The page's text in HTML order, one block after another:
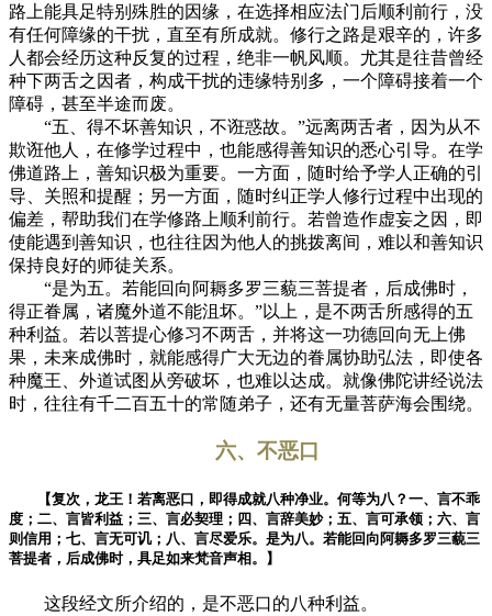
路上能具足特别殊胜的因缘，在选择相应法门后顺利前行，没
有任何障缘的干扰，直至有所成就。修行之路是艰辛的，许多
人都会经历这种反复的过程，绝非一帆风顺。尤其是往昔曾经
种下两舌之因者，构成干扰的违缘特别多，一个障碍接着一个
障碍，甚至半途而废。
“五、得不坏善知识，不诳惑故。”远离两舌者，因为从不
欺诳他人，在修学过程中，也能感得善知识的悉心引导。在学
佛道路上，善知识极为重要。一方面，随时给予学人正确的引
导、关照和提醒；另一方面，随时纠正学人修行过程中出现的
偏差，帮助我们在学修路上顺利前行。若曾造作虚妄之因，即
使能遇到善知识，也往往因为他人的挑拨离间，难以和善知识
保持良好的师徒关系。
“是为五。若能回向阿耨多罗三藐三菩提者，后成佛时，
得正眷属，诸魔外道不能沮坏。”以上，是不两舌所感得的五
种利益。若以菩提心修习不两舌，并将这一功德回向无上佛
果，未来成佛时，就能感得广大无边的眷属协助弘法，即使各
种魔王、外道试图从旁破坏，也难以达成。就像佛陀讲经说法
时，往往有千二百五十的常随弟子，还有无量菩萨海会围绕。
六、不恶口
【复次，龙王！若离恶口，即得成就八种净业。何等为八？一、言不乖
度；二、言皆利益；三、言必契理；四、言辞美妙；五、言可承领；六、言
则信用；七、言无可讥；八、言尽爱乐。是为八。若能回向阿耨多罗三藐三
菩提者，后成佛时，具足如来梵音声相。】
这段经文所介绍的，是不恶口的八种利益。